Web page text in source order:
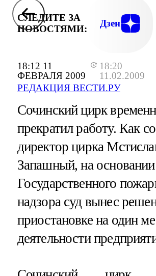
18:12 11
ФЕВРАЛЯ 2009
18:20
11.02.2009
РЕДАКЦИЯ ВЕСТИ.РУ
СЛЕДИТЕ ЗА
НОВОСТЯМИ:
Дзен
Сочинский цирк
прекратил работу. Как
директор цирка
Запашный, на основании
Государственного
надзора суд вынес
приостановке на один
деятельности